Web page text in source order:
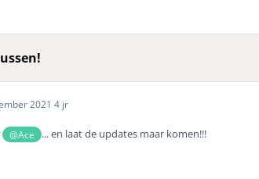
2021 4 jr
@Ace ... en laat de updates maar komen!!!